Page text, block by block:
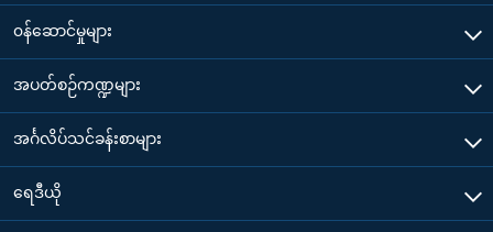
၀န်ဆောင်မှုများ
အပတ်စဉ်ကဏ္ဍများ
အင်္ဂလိပ်သင်ခန်းစာများ
ရေဒီယို